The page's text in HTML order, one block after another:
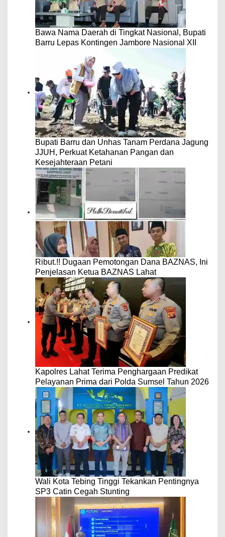
Bawa Nama Daerah di Tingkat Nasional, Bupati
Barru Lepas Kontingen Jambore Nasional XII
Bupati Barru dan Unhas Tanam Perdana Jagung
JJUH, Perkuat Ketahanan Pangan dan
Kesejahteraan Petani
Ribut.!! Dugaan Pemotongan Dana BAZNAS, Ini
Penjelasan Ketua BAZNAS Lahat
Kapolres Lahat Terima Penghargaan Predikat
Pelayanan Prima dari Polda Sumsel Tahun 2026
Wali Kota Tebing Tinggi Tekankan Pentingnya
SP3 Catin Cegah Stunting